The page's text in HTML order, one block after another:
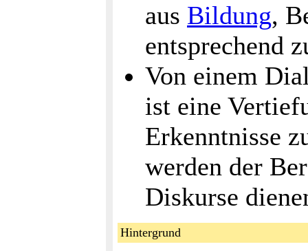
aus Bildung,
entsprechend
Von einem
ist eine
Erkenntnisse
werden der
Diskurse
Hintergrund